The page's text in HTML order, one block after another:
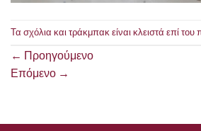
Τα σχόλια και τράκμπακ είναι κλειστά επί του
← Προηγούμενο
Επόμενο →